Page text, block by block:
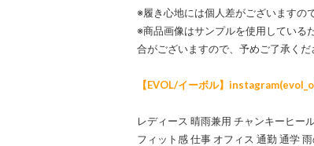
※履き心地には個人差がございますの
※商品画像はサンプルを使用している
合がございますので、予めご了承くだ
【EVOL/イーボル】
レディース 晴雨兼用 チャンキーヒー
フィット感 仕事 オフィス 通勤 通学